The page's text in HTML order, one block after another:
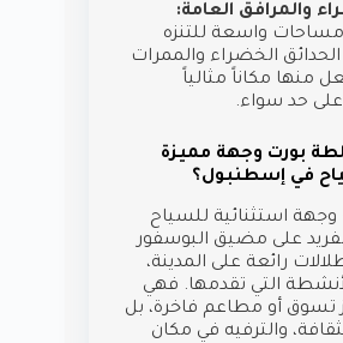
والمرافق العامة:
واسعة للتنزه
الحدائق الخضراء والممرات
منها مكاناً مثالياً
على حد سواء.
بورت وجهة مميزة
في إسطنبول؟
استثنائية للسياح
على مضيق البوسفور
رائعة على المدينة،
التي تقدمها. فهي
أو مطاعم فاخرة، بل
والترفيه في مكان